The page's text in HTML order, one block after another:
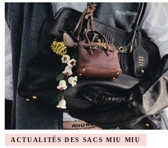
ACTUALITÉS DES SACS MIU MIU